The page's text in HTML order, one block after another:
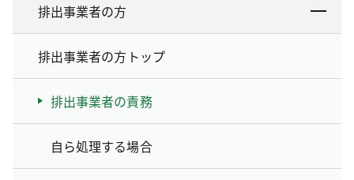
排出事業者の方
排出事業者の方トップ
排出事業者の責務
自ら処理する場合